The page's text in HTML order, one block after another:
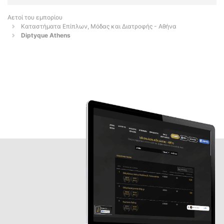
Αετοί του εμπορίου
Καταστήματα Επίπλων, Μόδας και Διατροφής - Αθήνα
Diptyque Athens